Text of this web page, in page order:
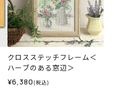
クロスステッチフレーム＜
ハーブのある窓辺＞
¥6,380 (税込)